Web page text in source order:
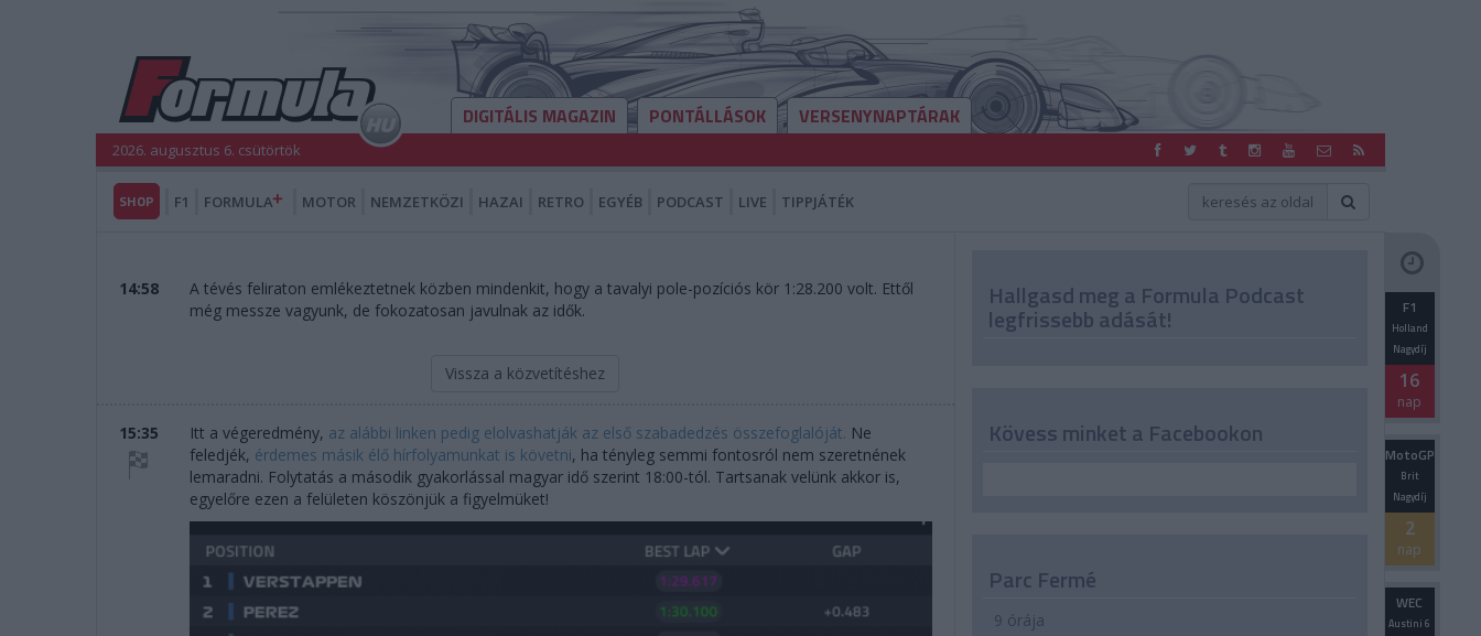
DIGITÁLIS MAGAZIN PONTÁLLÁSOK VERSENYNAPTÁRAK
2026. augusztus 6. csütörtök
SHOP F1 FORMULA MOTOR NEMZETKÖZI HAZAI RETRO EGYÉB PODCAST LIVE TIPPJÁTÉK
14:58
A tévés feliraton emlékeztetnek közben mindenkit, hogy a tavalyi pole-pozíciós kör 1:28.200 volt. Ettől
még messze vagyunk, de fokozatosan javulnak az idők.
Vissza a közvetítéshez
15:35 Itt a végeredmény, az alábbi linken pedig elolvashatják az első szabadedzés összefoglalóját. Ne
feledjék, érdemes másik élő hírfolyamunkat is követni, ha tényleg semmi fontosról nem szeretnének
lemaradni. Folytatás a második gyakorlással magyar idő szerint 18:00-tól. Tartsanak velünk akkor is,
egyelőre ezen a felületen köszönjük a figyelmüket!
Hallgasd meg a Formula Podcast
legfrissebb adását! F1
Holland
Nagydíj
16
nap
MotoGP
Brit
Nagydíj
2
nap
WEC
Austini 6
Kövess minket a Facebookon
Parc Fermé
9 órája